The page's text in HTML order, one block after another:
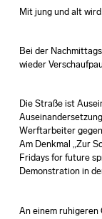
Mit jung und alt
Bei der
wieder
Die Straße ist
Werftarbeiter
Am Denkmal „Zur
Fridays for future
Demonstration in
An einem ruhigeren